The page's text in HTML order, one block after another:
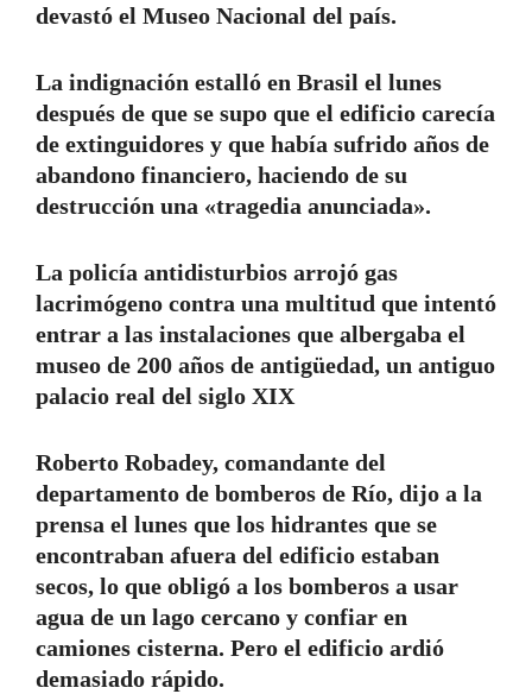
devastó el Museo Nacional del país.
La indignación estalló en Brasil el lunes
después de que se supo que el edificio carecía
de extinguidores y que había sufrido años de
abandono financiero, haciendo de su
destrucción una «tragedia anunciada».
La policía antidisturbios arrojó gas
lacrimógeno contra una multitud que intentó
entrar a las instalaciones que albergaba el
museo de 200 años de antigüedad, un antiguo
palacio real del siglo XIX
Roberto Robadey, comandante del
departamento de bomberos de Río, dijo a la
prensa el lunes que los hidrantes que se
encontraban afuera del edificio estaban
secos, lo que obligó a los bomberos a usar
agua de un lago cercano y confiar en
camiones cisterna. Pero el edificio ardió
demasiado rápido.